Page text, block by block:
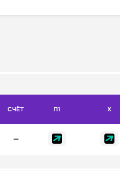
СЧЁТ П1 X
—